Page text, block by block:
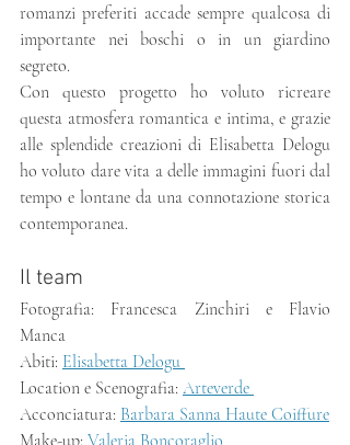
romanzi preferiti accade sempre qualcosa di
importante nei boschi o in un giardino
segreto.
Con questo progetto ho voluto ricreare
questa atmosfera romantica e intima, e grazie
alle splendide creazioni di Elisabetta Delogu
ho voluto dare vita a delle immagini fuori dal
tempo e lontane da una connotazione storica
contemporanea.
Il team
Fotografia: Francesca Zinchiri e Flavio
Manca
Abiti: Elisabetta Delogu
Location e Scenografia: Arteverde
Acconciatura: Barbara Sanna Haute Coiffure